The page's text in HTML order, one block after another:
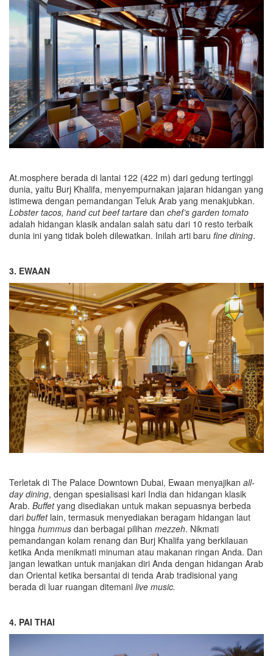
At.mosphere berada di lantai 122 (422 m) dari gedung tertinggi
dunia, yaitu Burj Khalifa, menyempurnakan jajaran hidangan yang
istimewa dengan pemandangan Teluk Arab yang menakjubkan.
Lobster tacos, hand cut beef tartare dan chef’s garden tomato
adalah hidangan klasik andalan salah satu dari 10 resto terbaik
dunia ini yang tidak boleh dilewatkan. Inilah arti baru fine dining.
3. EWAAN
Terletak di The Palace Downtown Dubai, Ewaan menyajikan all-
day dining, dengan spesialisasi kari India dan hidangan klasik
Arab. Buffetyang disediakan untuk makan sepuasnya berbeda
dari buffetlain, termasuk menyediakan beragam hidangan laut
hingga hummus dan berbagai pilihan mezzeh. Nikmati
pemandangan kolam renang dan Burj Khalifa yang berkilauan
ketika Anda menikmati minuman atau makanan ringan Anda. Dan
jangan lewatkan untuk manjakan diri Anda dengan hidangan Arab
dan Oriental ketika bersantai di tenda Arab tradisional yang
berada di luar ruangan ditemani live music.
4. PAI THAI